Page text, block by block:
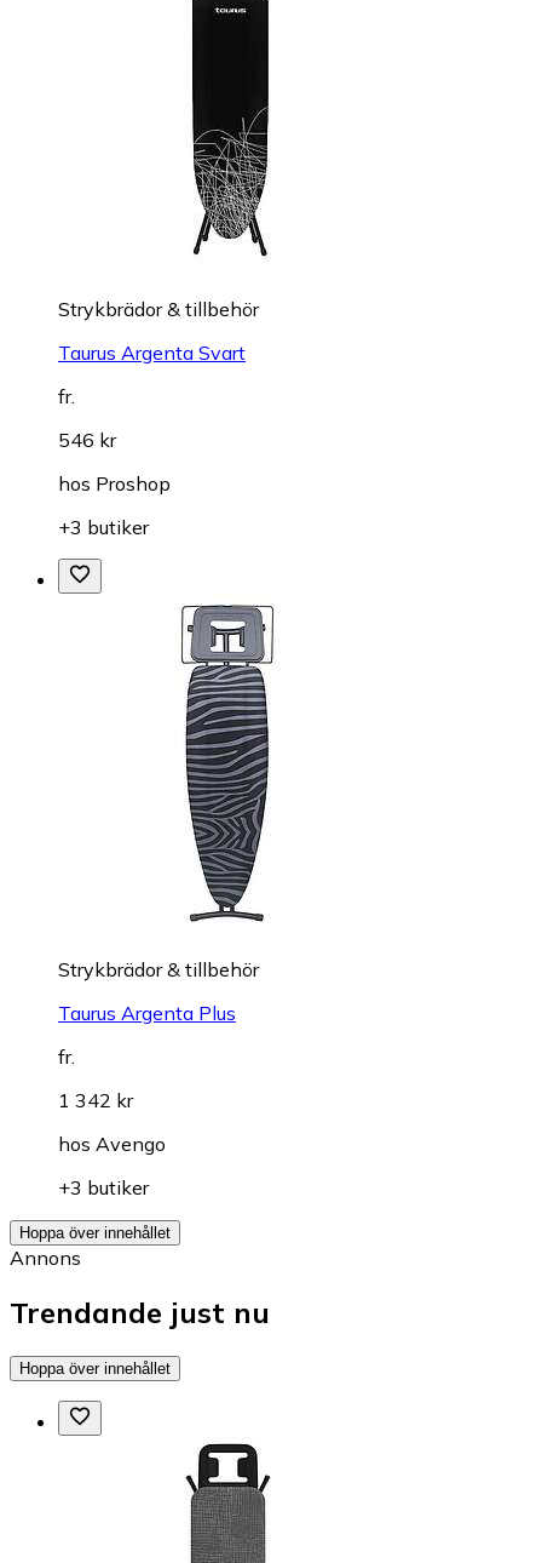
Strykbrädor & tillbehör
Taurus Argenta Svart
fr.
546 kr
hos Proshop
+3 butiker
Strykbrädor & tillbehör
Taurus Argenta Plus
fr.
1 342 kr
hos Avengo
+3 butiker
Hoppa över innehållet
Annons
Trendande just nu
Hoppa över innehållet